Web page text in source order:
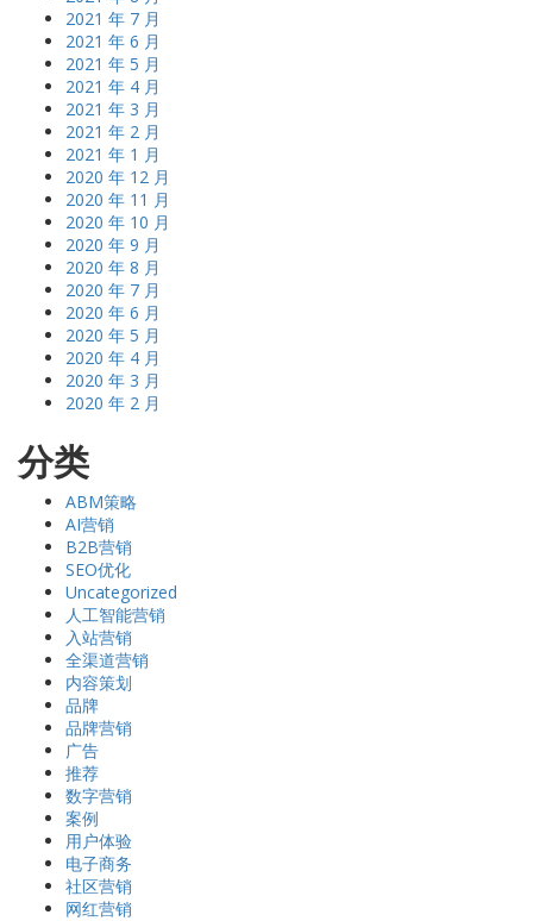
2021 年 7 月
2021 年 6 月
2021 年 5 月
2021 年 4 月
2021 年 3 月
2021 年 2 月
2021 年 1 月
2020 年 12 月
2020 年 11 月
2020 年 10 月
2020 年 9 月
2020 年 8 月
2020 年 7 月
2020 年 6 月
2020 年 5 月
2020 年 4 月
2020 年 3 月
2020 年 2 月
分类
ABM策略
AI营销
B2B营销
SEO优化
Uncategorized
人工智能营销
入站营销
全渠道营销
内容策划
品牌
品牌营销
广告
推荐
数字营销
案例
用户体验
电子商务
社区营销
网红营销